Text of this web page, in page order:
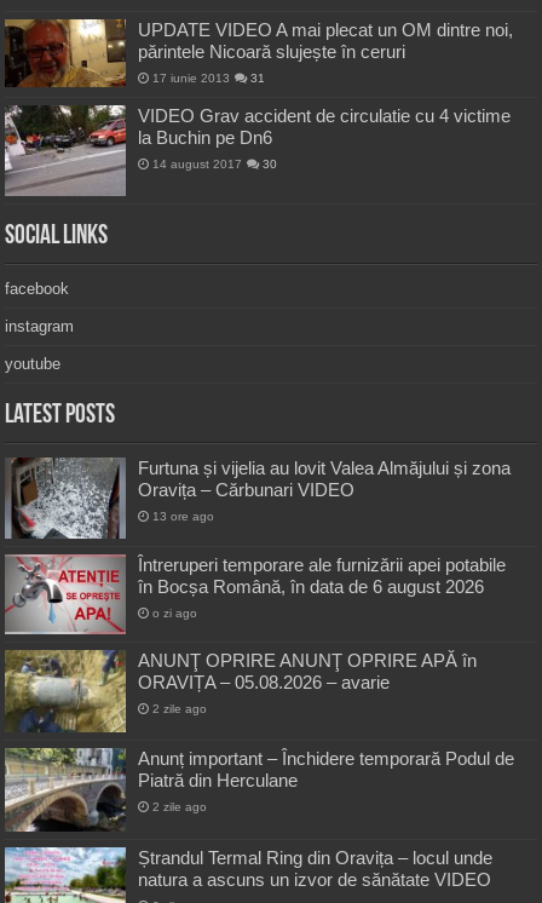
UPDATE VIDEO A mai plecat un OM dintre noi,
părintele Nicoară slujește în ceruri
17 iunie 2013 31
VIDEO Grav accident de circulatie cu 4 victime
la Buchin pe Dn6
14 august 2017 30
Social Links
facebook
instagram
youtube
Latest Posts
Furtuna și vijelia au lovit Valea Almăjului și zona
Oravița – Cărbunari VIDEO
13 ore ago
Întreruperi temporare ale furnizării apei potabile
în Bocșa Română, în data de 6 august 2026
o zi ago
ANUNŢ OPRIRE ANUNŢ OPRIRE APĂ în
ORAVIȚA – 05.08.2026 – avarie
2 zile ago
Anunț important – Închidere temporară Podul de
Piatră din Herculane
2 zile ago
Ștrandul Termal Ring din Oravița – locul unde
natura a ascuns un izvor de sănătate VIDEO